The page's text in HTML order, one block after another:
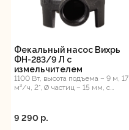
Фекальный насос Вихрь
ФН-283/9 Л с
измельчителем
1100 Вт, высота подъема – 9 м, 17
м³/ч, 2”, Ø частиц – 15 мм, с
9 290 p.